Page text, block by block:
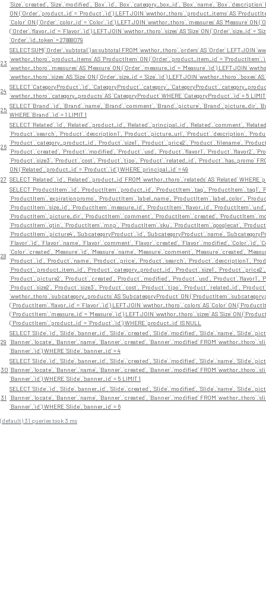
(default) 31 queries took 3 ms
`Size`.`created`, `Size`.`modified`, `Box`.`id`, `Box`.`category_box_id`, `Box`.`name`,
ON (`Order`.`product_id` = `Product`.`id`) LEFT JOIN `wwthor_thoro`.`product_items` AS
`Color` ON (`Order`.`color_id` = `Color`.`id`) LEFT JOIN `wwthor_thoro`.`measures` AS `Measure` ON
(`Order`.`flavor_id` = `Flavor`.`id`) LEFT JOIN `wwthor_thoro`.`sizes` AS `Size` ON (`Order`.`size_id` =
`Order`.`id_token` = 27888079
23
SELECT SUM(`Order`.`subtotal`) as subtotal FROM `wwthor_thoro`.`orders` AS `Order` LEFT JOIN
`wwthor_thoro`.`product_items` AS `ProductItem` ON (`Order`.`product_item_id` =
`wwthor_thoro`.`measures` AS `Measure` ON (`Order`.`measure_id` = `Measure`.`id`) LEFT JOIN
`wwthor_thoro`.`sizes` AS `Size` ON (`Order`.`size_id` = `Size`.`id`) LEFT JOIN `wwthor_thoro`.`boxes`
24
SELECT `CategoryProduct`.`id`, `CategoryProduct`.`category`,
`wwthor_thoro`.`category_products` AS `CategoryProduct` WHERE `CategoryProduct`.`id` = 5 LIMIT
25
SELECT `Brand`.`id`, `Brand`.`name`, `Brand`.`comment`, `Brand`.`picture`, `Brand`.`picture_dir`,
WHERE `Brand`.`id` = 1 LIMIT 1
26
SELECT `Related`.`id`, `Related`.`product_id`, `Related`.`principal_id`, `Related`.`comment`,
`Product`.`search`, `Product`.`description1`, `Product`.`picture_url`, `Product`.`description`,
`Product`.`category_product_id`, `Product`.`size1`, `Product`.`price2`, `Product`.`filename`,
`Product`.`created`, `Product`.`modified`, `Product`.`usd`, `Product`.`flavor1`, `Product`.`flavor2`,
`Product`.`size3`, `Product`.`cost`, `Product`.`tipo`, `Product`.`related_id`, `Product`.`has_promo`
ON (`Related`.`product_id` = `Product`.`id`) WHERE `principal_id` = 49
27 SELECT `Related`.`id`, `Related`.`product_id` FROM `wwthor_thoro`.`relateds` AS `Related` WHERE
28
SELECT `ProductItem`.`id`, `ProductItem`.`product_id`, `ProductItem`.`tag`, `ProductItem`.`tag1`,
`ProductItem`.`expirationpromo`, `ProductItem`.`label_name`, `ProductItem`.`label_color`,
`ProductItem`.`size_id`, `ProductItem`.`measure_id`, `ProductItem`.`flavor_id`,
`ProductItem`.`picture_dir`, `ProductItem`.`comment`, `ProductItem`.`created`,
`ProductItem`.`gtin`, `ProductItem`.`mnp`, `ProductItem`.`sku`, `ProductItem`.`googlecat`,
`ProductItem`.`picture4`, `SubcategoryProduct`.`id`, `SubcategoryProduct`.`name`,
`Flavor`.`id`, `Flavor`.`name`, `Flavor`.`comment`, `Flavor`.`created`, `Flavor`.`modified`,
`Color`.`created`, `Measure`.`id`, `Measure`.`name`, `Measure`.`comment`, `Measure`.`created`,
`Product`.`id`, `Product`.`name`, `Product`.`price`, `Product`.`search`, `Product`.`description1`,
`Product`.`product_item_id`, `Product`.`category_product_id`, `Product`.`size1`,
`Product`.`picture2`, `Product`.`created`, `Product`.`modified`, `Product`.`usd`, `Product`.`flavor1`,
`Product`.`size2`, `Product`.`size3`, `Product`.`cost`, `Product`.`tipo`, `Product`.`related_id`,
`wwthor_thoro`.`subcategory_products` AS `SubcategoryProduct` ON
(`ProductItem`.`flavor_id` = `Flavor`.`id`) LEFT JOIN `wwthor_thoro`.`colors` AS `Color` ON
(`ProductItem`.`measure_id` = `Measure`.`id`) LEFT JOIN `wwthor_thoro`.`sizes` AS `Size` ON
(`ProductItem`.`product_id` = `Product`.`id`) WHERE `product_id` IS NULL
29
SELECT `Slide`.`id`, `Slide`.`banner_id`, `Slide`.`created`, `Slide`.`modified`, `Slide`.`name`,
`Banner`.`locate`, `Banner`.`name`, `Banner`.`created`, `Banner`.`modified` FROM
`Banner`.`id`) WHERE `Slide`.`banner_id` = 4
30
SELECT `Slide`.`id`, `Slide`.`banner_id`, `Slide`.`created`, `Slide`.`modified`, `Slide`.`name`,
`Banner`.`locate`, `Banner`.`name`, `Banner`.`created`, `Banner`.`modified` FROM
`Banner`.`id`) WHERE `Slide`.`banner_id` = 5 LIMIT 1
31
SELECT `Slide`.`id`, `Slide`.`banner_id`, `Slide`.`created`, `Slide`.`modified`, `Slide`.`name`,
`Banner`.`locate`, `Banner`.`name`, `Banner`.`created`, `Banner`.`modified` FROM
`Banner`.`id`) WHERE `Slide`.`banner_id` = 6